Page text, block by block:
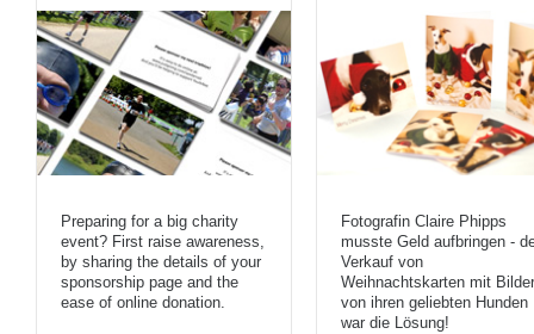
Preparing for a big charity
event? First raise awareness,
by sharing the details of your
sponsorship page and the
ease of online donation.
Fotografin Claire Phipps
musste Geld aufbringen -
Verkauf von
Weihnachtskarten mit
von ihren geliebten Hunden
war die Lösung!